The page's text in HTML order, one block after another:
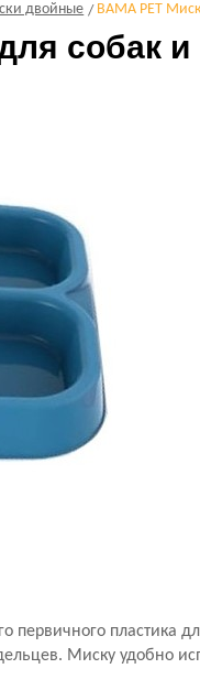
двойные BAMA PET
собак
первичного пластика
Миску удобно